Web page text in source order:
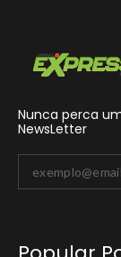
Nunca perca
NewsLetter